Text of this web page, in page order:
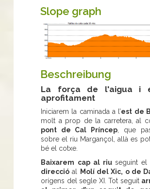
Slope graph
Beschreibung
La força de l'aigua i
aprofitament
Iniciarem la caminada a l’est de
molt a prop de la carretera, al
pont de Cal Príncep , que
sobre el riu Margançol, allà es
bé el cotxe.
Baixarem cap al riuseguint el
direcció al Molí del Xic, o de
orígens del segle XI. Tot seguit